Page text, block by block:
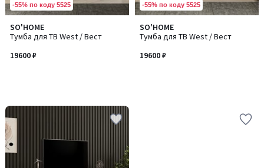
-55% по коду 5525
SO'HOME
Тумба для ТВ West / Вест
19600 ₽
-55% по коду 5525
SO'HOME
Тумба для ТВ West / Вест
19600 ₽